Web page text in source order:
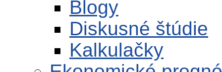
Blogy
Diskusné štúdie
Kalkulačky